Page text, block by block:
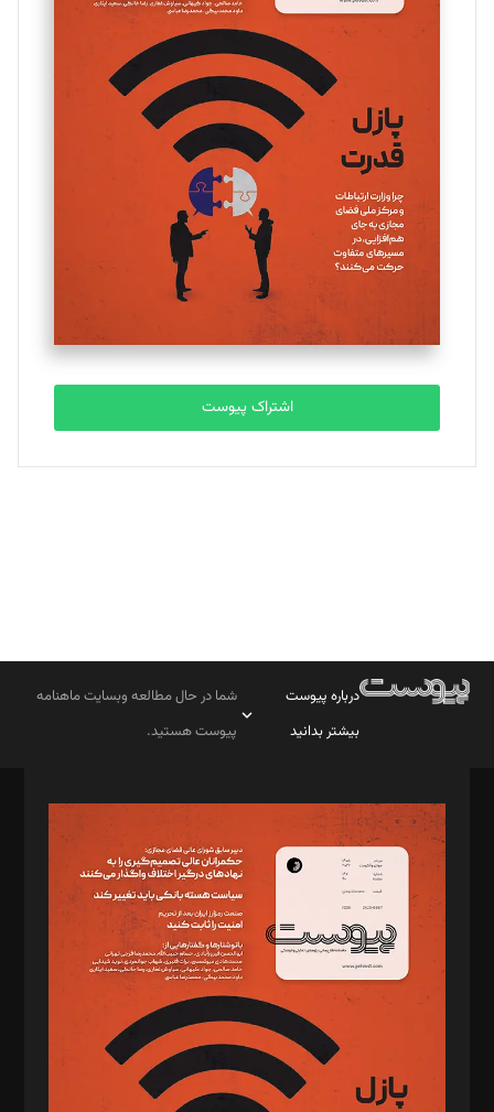
مینا پاکدل
یسنا امان‌پور
تحریریه
ملینا جعفری
تحریریه
مصطفی مسجدی آرانی
تحریریه
بابک نقاش
تحریریه
اشتراک پیوست
درباره پیوست
بیشتر بدانید
شما در حال مطالعه وبسایت ماهنامه
پیوست هستید.
مدیر مسئول: محمدباقر اثنی‌عشری
سردبیر: مهرک محمودی
دبیر تحریریه: میثم قاسمی
د‌بیر ناداستان: سمانه سمیع
د‌بیر خدمت و تجارت: ابوالفضل رجبی
د‌بیر حقوق فناوری: حسام‌الدین ایپکچی
د‌بیر پیوست جهان: مینا پاکدل
د‌بیر تحریریه آنلاین: بابک نقاش
تحریریه‌: مجتبی محمود‌ی، آرش برهمند، یسنا امان‌پور، سروش کرمیان،
مصطفی مسجدی آرانی، ابوالفضل رجبی، زهرا فکرانه، فائزه فتحی